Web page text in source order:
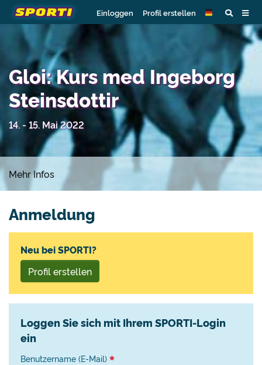
Einloggen Profil erstellen
Gloi: Kurs med Ingeborg
Steinsdottir
14. - 15. Mai 2022
Mehr Infos
Anmeldung
Neu bei SPORTI?
Profil erstellen
Loggen Sie sich mit Ihrem SPORTI-Login
ein
Benutzername (E-Mail)